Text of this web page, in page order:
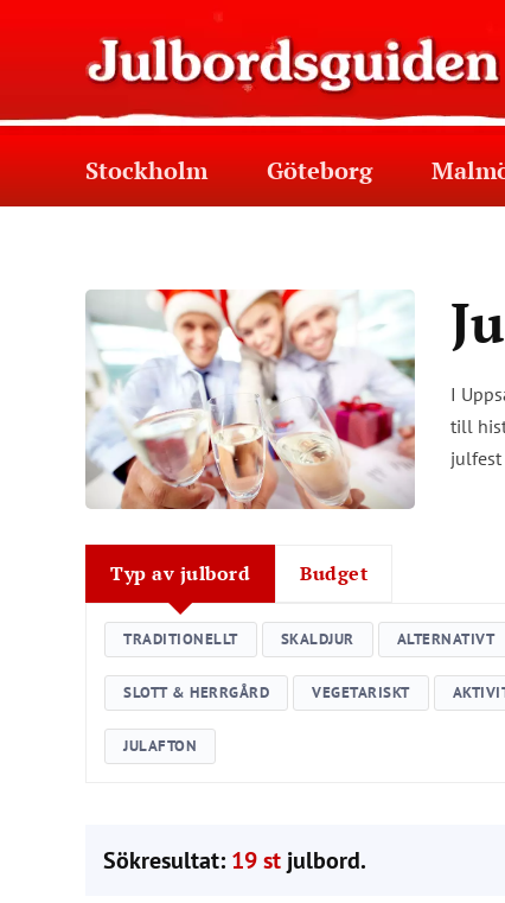
Stockholm Göteborg
I
till
Typ av julbord Budget
TRADITIONELLT SKALDJUR ALTERNATIVT
SLOTT & HERRGÅRD VEGETARISKT
JULAFTON
Sökresultat: 19 st julbord.